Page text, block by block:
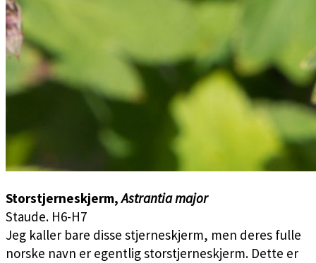
Storstjerneskjerm,Astrantia major
Staude. H6-H7
Jeg kaller bare disse stjerneskjerm, men deres fulle
norske navn er egentlig storstjerneskjerm. Dette er